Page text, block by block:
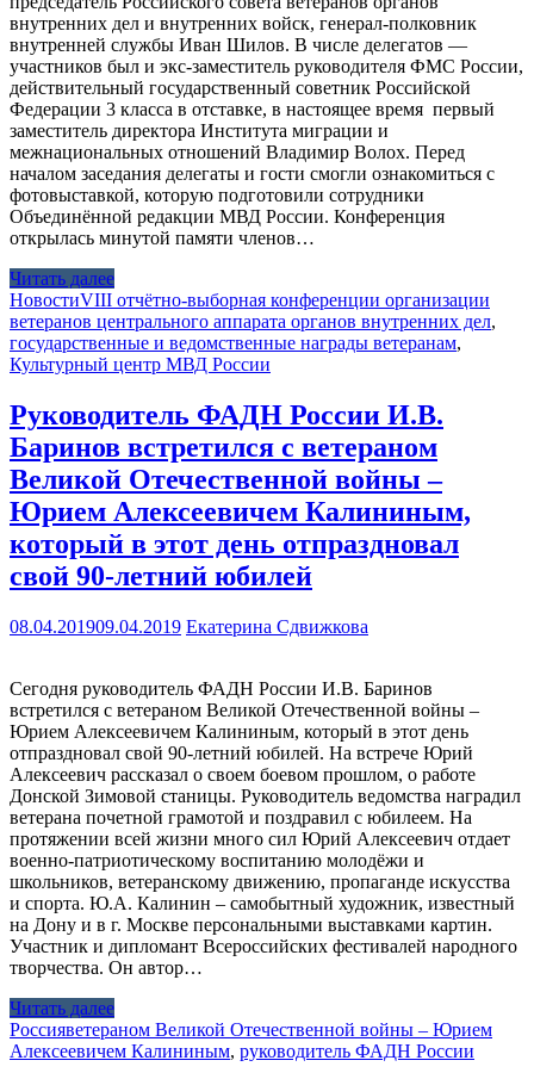
внутренних дел и внутренних войск, генерал-полковник
внутренней службы Иван Шилов. В числе делегатов —
участников был и экс-заместитель руководителя ФМС России,
действительный государственный советник Российской
Федерации 3 класса в отставке, в настоящее время первый
заместитель директора Института миграции и
межнациональных отношений Владимир Волох. Перед
началом заседания делегаты и гости смогли ознакомиться с
фотовыставкой, которую подготовили сотрудники
Объединённой редакции МВД России. Конференция
открылась минутой памяти членов…
Читать далее
НовостиVIII отчётно-выборная конференции организации
ветеранов центрального аппарата органов внутренних дел,
государственные и ведомственные награды ветеранам,
Культурный центр МВД России
Руководитель ФАДН России И.В.
Баринов встретился с ветераном
Великой Отечественной войны –
Юрием Алексеевичем Калининым,
который в этот день отпраздновал
свой 90-летний юбилей
08.04.201909.04.2019 Екатерина Сдвижкова
Сегодня руководитель ФАДН России И.В. Баринов
встретился с ветераном Великой Отечественной войны –
Юрием Алексеевичем Калининым, который в этот день
отпраздновал свой 90-летний юбилей. На встрече Юрий
Алексеевич рассказал о своем боевом прошлом, о работе
Донской Зимовой станицы. Руководитель ведомства наградил
ветерана почетной грамотой и поздравил с юбилеем. На
протяжении всей жизни много сил Юрий Алексеевич отдает
военно-патриотическому воспитанию молодёжи и
школьников, ветеранскому движению, пропаганде искусства
и спорта. Ю.А. Калинин – самобытный художник, известный
на Дону и в г. Москве персональными выставками картин.
Участник и дипломант Всероссийских фестивалей народного
творчества. Он автор…
Читать далее
Россияветераном Великой Отечественной войны – Юрием
Алексеевичем Калининым, руководитель ФАДН России